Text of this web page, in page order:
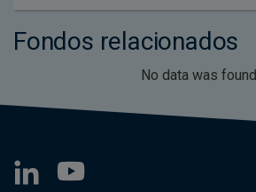
Fondos relacionados
No data was found